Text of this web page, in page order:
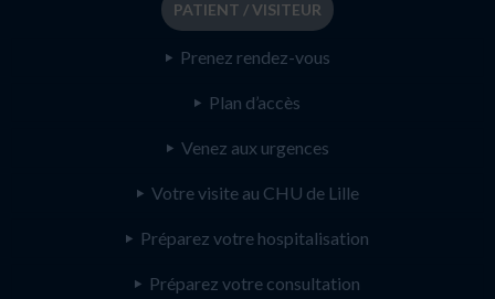
PATIENT / VISITEUR
Prenez rendez-vous
Plan d’accès
Venez aux urgences
Votre visite au CHU de Lille
Préparez votre hospitalisation
Préparez votre consultation